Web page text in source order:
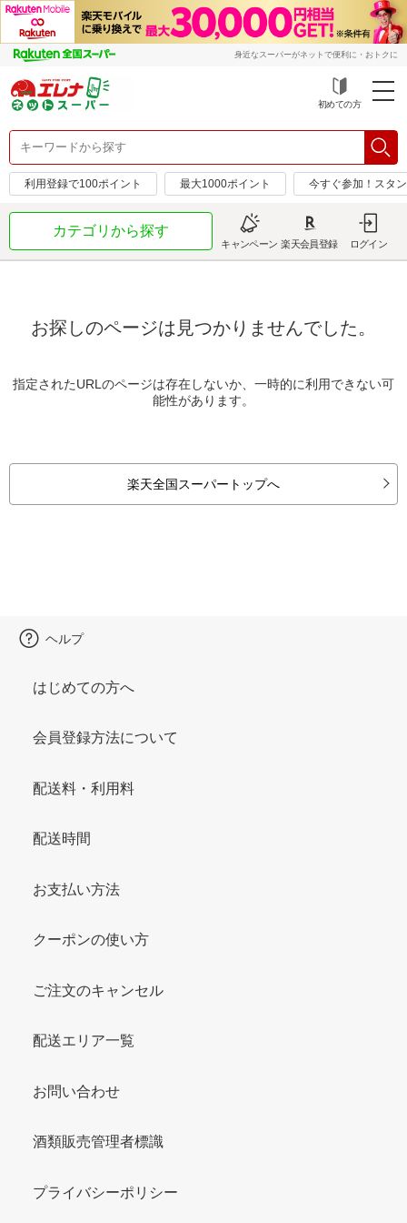
身近なスーパーがネットで便利に・おトクに
初めての方
利用登録で100ポイント 最大1000ポイント 今すぐ参加！スタ
カテゴリから探す
キャンペーン 楽天会員登録 ログイン
お探しのページは見つかりませんでした。
指定されたURLのページは存在しないか、一時的に利用できない可
能性があります。
楽天全国スーパートップへ
ヘルプ
はじめての方へ
会員登録方法について
配送料・利用料
配送時間
お支払い方法
クーポンの使い方
ご注文のキャンセル
配送エリア一覧
お問い合わせ
酒類販売管理者標識
プライバシーポリシー